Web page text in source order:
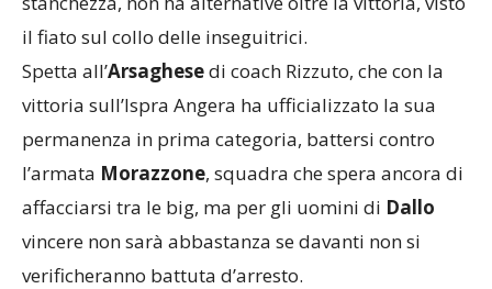
il fiato sul collo delle inseguitrici.
Spetta all’Arsaghesedi coach Rizzuto, che con la
vittoria sull’Ispra Angera ha ufficializzato la sua
permanenza in prima categoria, battersi contro
l’armata Morazzone, squadra che spera ancora di
affacciarsi tra le big, ma per gli uomini di Dallo
vincere non sarà abbastanza se davanti non si
verificheranno battuta d’arresto.